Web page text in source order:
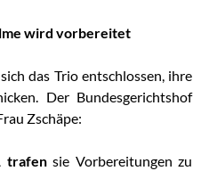
wird vorbereitet
das Trio entschlossen, ihre
Der Bundesgerichtshof
Zschäpe:
trafensie Vorbereitungen zu